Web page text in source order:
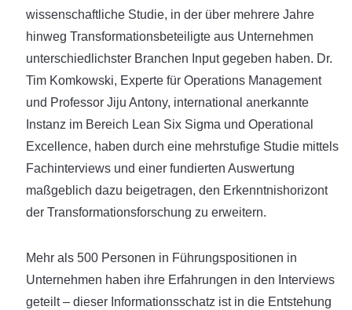
wissenschaftliche Studie, in der über mehrere Jahre
hinweg Transformationsbeteiligte aus Unternehmen
unterschiedlichster Branchen Input gegeben haben. Dr.
Tim Komkowski, Experte für Operations Management
und Professor Jiju Antony, international anerkannte
Instanz im Bereich Lean Six Sigma und Operational
Excellence, haben durch eine mehrstufige Studie mittels
Fachinterviews und einer fundierten Auswertung
maßgeblich dazu beigetragen, den Erkenntnishorizont
der Transformationsforschung zu erweitern.
Mehr als 500 Personen in Führungspositionen in
Unternehmen haben ihre Erfahrungen in den Interviews
geteilt – dieser Informationsschatz ist in die Entstehung